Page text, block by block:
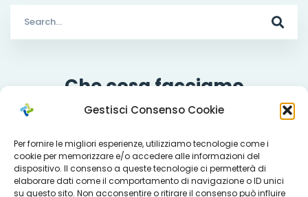
Gestisci Consenso Cookie
Per fornire le migliori esperienze, utilizziamo tecnologie come i
cookie per memorizzare e/o accedere alle informazioni del
dispositivo. Il consenso a queste tecnologie ci permetterà di
elaborare dati come il comportamento di navigazione o ID unici
su questo sito. Non acconsentire o ritirare il consenso può influire
for:
Che cosa facciamo
Servizi